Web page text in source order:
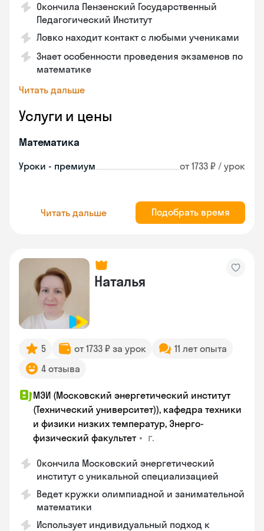
Окончила Пензенский Государственный
Педагогический Институт
Ловко находит контакт с любыми учениками
Знает особенности проведения экзаменов по
математике
Читать дальше
Услуги и цены
Математика
Уроки - премиум от 1733 ₽ / урок
Читать дальше Подобрать время
Наталья
5 от 1733 ₽ за урок
11 лет опыта
4 отзыва
МЭИ (Московский энергетический институт
(Технический университет)), кафедра техники
и физики низких температур, Энерго-
физический факультет • г.
Окончила Московский энергетический
институт с уникальной специализацией
Ведет кружки олимпиадной и занимательной
математики
Использует индивидуальный подход к